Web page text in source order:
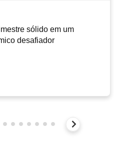
sólido em um
desafiador